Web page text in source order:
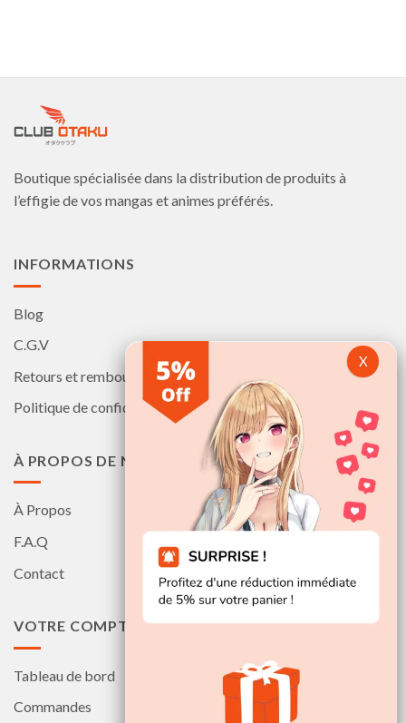
Les
être
sur
la
Les
sur
Boutique spécialisée dans la distribution de produits à
l’effigie de vos mangas et animes préférés.
INFORMATIONS
Blog
C.G.V
Retours et remboursements
Politique de confidentialité
À PROPOS DE NOUS
À Propos
F.A.Q
Contact
VOTRE COMPTE
Tableau de bord
Commandes